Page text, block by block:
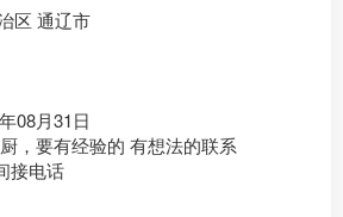
区 通辽市
08月31日
，要有经验的 有想法的联系
接电话